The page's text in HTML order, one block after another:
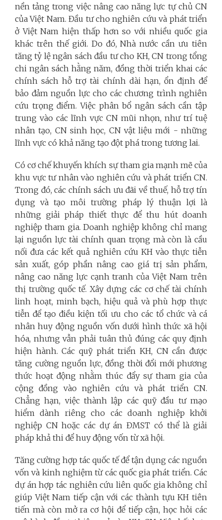
nền tảng trong việc nâng cao năng lực tự chủ CN
của Việt Nam. Đầu tư cho nghiên cứu và phát triển
ở Việt Nam hiện thấp hơn so với nhiều quốc gia
khác trên thế giới. Do đó, Nhà nước cần ưu tiên
tăng tỷ lệ ngân sách đầu tư cho KH, CN trong tổng
chi ngân sách hằng năm, đồng thời triển khai các
chính sách hỗ trợ tài chính dài hạn, ổn định để
bảo đảm nguồn lực cho các chương trình nghiên
cứu trọng điểm. Việc phân bổ ngân sách cần tập
trung vào các lĩnh vực CN mũi nhọn, như trí tuệ
nhân tạo, CN sinh học, CN vật liệu mới - những
lĩnh vực có khả năng tạo đột phá trong tương lai.
Có cơ chế khuyến khích sự tham gia mạnh mẽ của
khu vực tư nhân vào nghiên cứu và phát triển CN.
Trong đó, các chính sách ưu đãi về thuế, hỗ trợ tín
dụng và tạo môi trường pháp lý thuận lợi là
những giải pháp thiết thực để thu hút doanh
nghiệp tham gia. Doanh nghiệp không chỉ mang
lại nguồn lực tài chính quan trọng mà còn là cầu
nối đưa các kết quả nghiên cứu KH vào thực tiễn
sản xuất, góp phần nâng cao giá trị sản phẩm,
nâng cao năng lực cạnh tranh của Việt Nam trên
thị trường quốc tế. Xây dựng các cơ chế tài chính
linh hoạt, minh bạch, hiệu quả và phù hợp thực
tiễn để tạo điều kiện tối ưu cho các tổ chức và cá
nhân huy động nguồn vốn dưới hình thức xã hội
hóa, nhưng vẫn phải tuân thủ đúng các quy định
hiện hành. Các quỹ phát triển KH, CN cần được
tăng cường nguồn lực, đồng thời đổi mới phương
thức hoạt động nhằm thúc đẩy sự tham gia của
cộng đồng vào nghiên cứu và phát triển CN.
Chẳng hạn, việc thành lập các quỹ đầu tư mạo
hiểm dành riêng cho các doanh nghiệp khởi
nghiệp CN hoặc các dự án ĐMST có thể là giải
pháp khả thi để huy động vốn từ xã hội.
Tăng cường hợp tác quốc tế để tận dụng các nguồn
vốn và kinh nghiệm từ các quốc gia phát triển. Các
dự án hợp tác nghiên cứu liên quốc gia không chỉ
giúp Việt Nam tiếp cận với các thành tựu KH tiên
tiến mà còn mở ra cơ hội để tiếp cận, học hỏi các